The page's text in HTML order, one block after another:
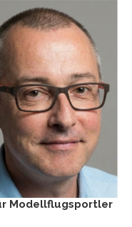
Modellflugsportler